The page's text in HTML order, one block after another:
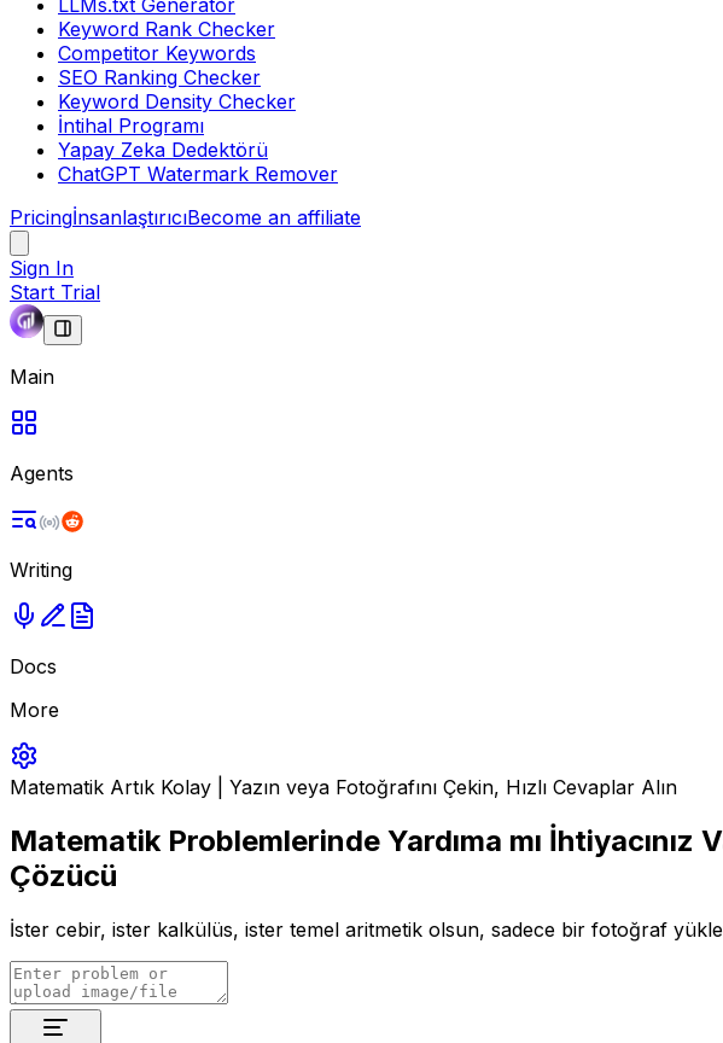
LLMs.txt Generator
Keyword Rank Checker
Competitor Keywords
SEO Ranking Checker
Keyword Density Checker
İntihal Programı
Yapay Zeka Dedektörü
ChatGPT Watermark Remover
PricingİnsanlaştırıcıBecome an affiliate
Sign In
Start Trial
Main
Agents
Writing
Docs
More
Matematik Artık Kolay | Yazın veya Fotoğrafını Çekin, Hızlı Cevaplar Alın
Matematik Problemlerinde Yardıma mı
Çözücü
İster cebir, ister kalkülüs, ister temel aritmetik olsun, sadece bir fotoğraf